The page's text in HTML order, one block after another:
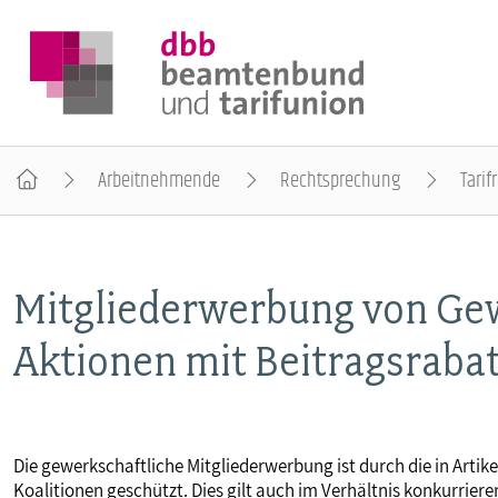
BEAMTINNEN & BEAMTE
POLITIK & POSITIONEN
Arbeitnehmende Rechtsprechung
Mitgliederwerbung von
Aktionen mit
Die gewerkschaftliche Mitgliederwerbung ist durch die in
Koalitionen geschützt. Dies gilt auch im Verhältnis